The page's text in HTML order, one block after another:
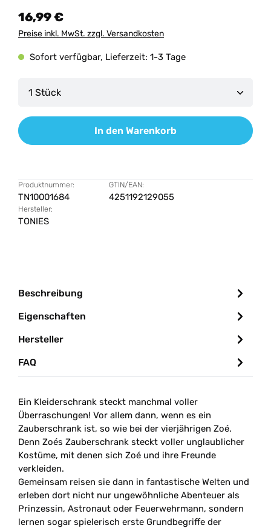
16,99 €
Preise inkl. MwSt. zzgl. Versandkosten
Sofort verfügbar, Lieferzeit: 1-3 Tage
Produkt Anzahl: Gib den gewünschten Wert
In den Warenkorb
Produktnummer:
TN10001684
GTIN/EAN:
4251192129055
Hersteller:
TONIES
Beschreibung
Eigenschaften
Hersteller
FAQ
Ein Kleiderschrank steckt manchmal voller
Überraschungen! Vor allem dann, wenn es ein
Zauberschrank ist, so wie bei der vierjährigen Zoé.
Denn Zoés Zauberschrank steckt voller unglaublicher
Kostüme, mit denen sich Zoé und ihre Freunde
verkleiden.
Gemeinsam reisen sie dann in fantastische Welten und
erleben dort nicht nur ungewöhnliche Abenteuer als
Prinzessin, Astronaut oder Feuerwehrmann, sondern
lernen sogar spielerisch erste Grundbegriffe der